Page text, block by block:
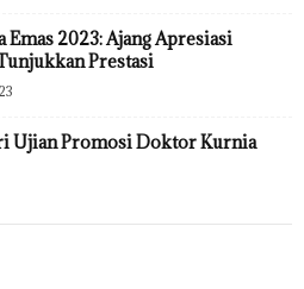
Emas 2023: Ajang Apresiasi
Prestasi
Ujian Promosi Doktor Kurnia